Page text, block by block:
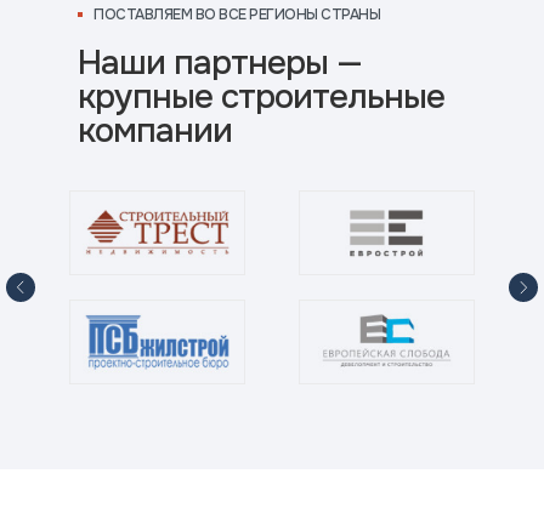
Наши партнеры —
крупные строительные
компании
ПОСТАВЛЯЕМ ВО ВСЕ РЕГИОНЫ СТРАНЫ